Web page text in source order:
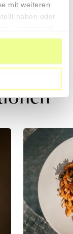
mit weiteren
haben oder